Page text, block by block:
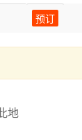
预订
地